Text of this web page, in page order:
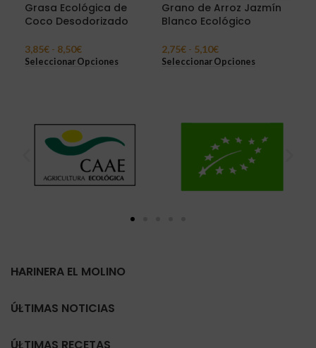
Grasa Ecológica de
Coco Desodorizado
3,85€ - 8,50€
Seleccionar Opciones
Grano de Arroz Jazmín
Blanco Ecológico
2,75€ - 5,10€
Seleccionar Opciones
HARINERA EL MOLINO
ÚLTIMAS NOTICIAS
ÚLTIMAS RECETAS